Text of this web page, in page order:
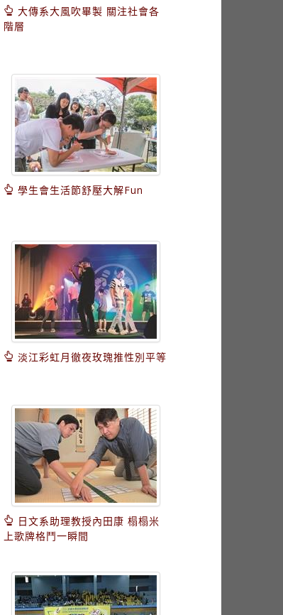
大傳系大風吹畢製 關注社會各
階層
學生會生活節舒壓大解Fun
淡江彩虹月徹夜玫瑰推性別平等
日文系助理教授內田康 榻榻米
上歌牌格鬥一瞬間